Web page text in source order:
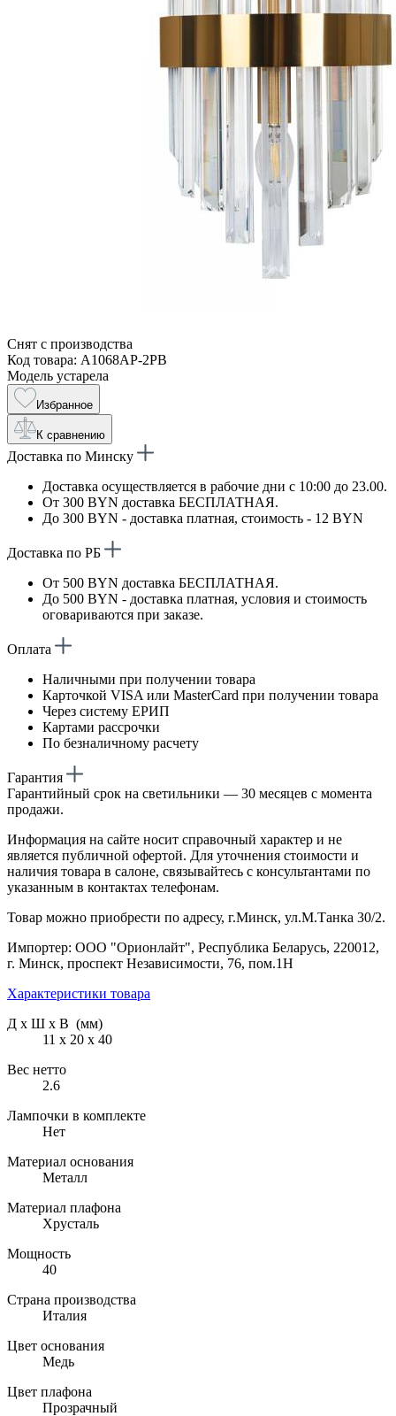
Снят с производства
Код товара: A1068AP-2PB
Модель устарела
Избранное
К сравнению
Доставка по Минску
Доставка осуществляется в рабочие дни с 10:00 до 23.00.
От 300 BYN доставка БЕСПЛАТНАЯ.
До 300 BYN - доставка платная, стоимость - 12 BYN
Доставка по РБ
От 500 BYN доставка БЕСПЛАТНАЯ.
До 500 BYN - доставка платная, условия и стоимость
оговариваются при заказе.
Оплата
Наличными при получении товара
Карточкой VISA или MasterCard при получении товара
Через систему ЕРИП
Картами рассрочки
По безналичному расчету
Гарантия
Гарантийный срок на светильники — 30 месяцев с момента
продажи.
Информация на сайте носит справочный характер и не
является публичной офертой. Для уточнения стоимости и
наличия товара в салоне, связывайтесь с консультантами по
указанным в контактах телефонам.
Товар можно приобрести по адресу, г.Минск, ул.М.Танка 30/2.
Импортер: ООО "Орионлайт", Республика Беларусь, 220012,
г. Минск, проспект Независимости, 76, пом.1Н
Характеристики товара
Д х Ш х В (мм)
11 х 20 х 40
Вес нетто
2.6
Лампочки в комплекте
Нет
Материал основания
Металл
Материал плафона
Хрусталь
Мощность
40
Страна производства
Италия
Цвет основания
Медь
Цвет плафона
Прозрачный